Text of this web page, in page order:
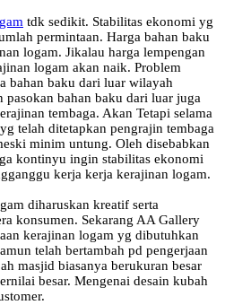
tdk sedikit. Stabilitas ekonomi yg
permintaan. Harga bahan baku
logam. Jikalau harga lempengan
logam akan naik. Problem
bahan baku dari luar wilayah
pasokan bahan baku dari luar juga
tembaga. Akan Tetapi selama
telah ditetapkan pengrajin tembaga
minim untung. Oleh disebabkan
kontinyu ingin stabilitas ekonomi
kerja kerja kerajinan logam.
diharuskan kreatif serta
konsumen. Sekarang AA Gallery
kerajinan logam yg dibutuhkan
telah bertambah pd pengerjaan
masjid biasanya berukuran besar
besar. Mengenai desain kubah